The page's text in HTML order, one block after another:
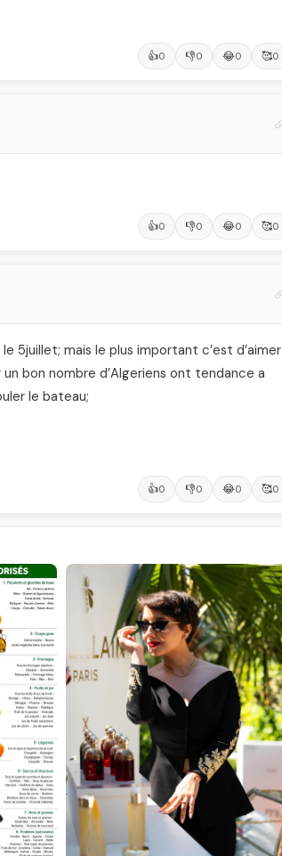
👍0 👎0 😂0 🥰0
👍0 👎0 😂0 🥰0
5juillet; mais le plus important c’est d’aimer
bon nombre d’Algeriens ont tendance a
le bateau;
👍0 👎0 😂0 🥰0